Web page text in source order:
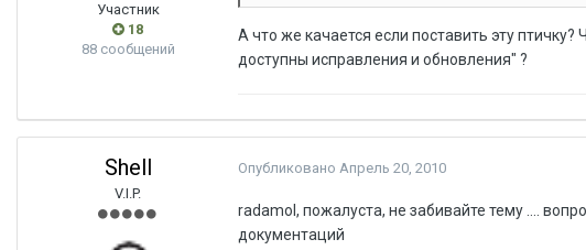
Участник
18
88 сообщений
А что же качается если поставить эту
доступны исправления и обновления" ?
Shell
V.I.P.
Опубликовано Апрель 20, 2010
radamol, пожалуста, не забивайте тему ....
документаций